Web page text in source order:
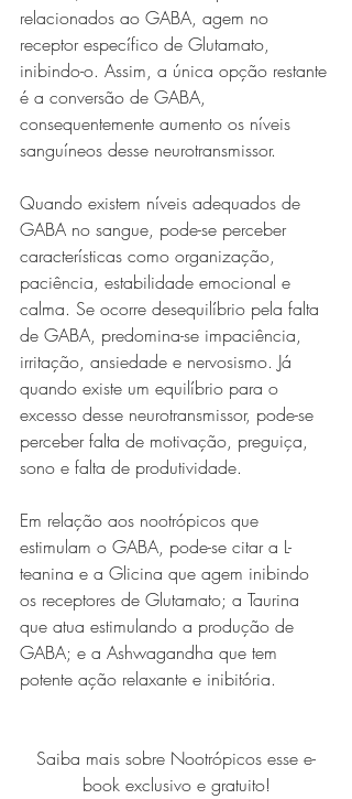
relacionados ao GABA, agem no
receptor específico de Glutamato,
inibindo-o. Assim, a única opção restante
é a conversão de GABA,
consequentemente aumento os níveis
sanguíneos desse neurotransmissor.
Quando existem níveis adequados de
GABA no sangue, pode-se perceber
características como organização,
paciência, estabilidade emocional e
calma. Se ocorre desequilíbrio pela falta
de GABA, predomina-se impaciência,
irritação, ansiedade e nervosismo. Já
quando existe um equilíbrio para o
excesso desse neurotransmissor, pode-se
perceber falta de motivação, preguiça,
sono e falta de produtividade.
Em relação aos nootrópicos que
estimulam o GABA, pode-se citar a L-
teanina e a Glicina que agem inibindo
os receptores de Glutamato; a Taurina
que atua estimulando a produção de
GABA; e a Ashwagandha que tem
potente ação relaxante e inibitória.
Saiba mais sobre Nootrópicos esse e-
book exclusivo e gratuito!